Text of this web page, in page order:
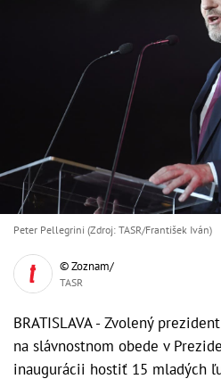
Peter Pellegrini (Zdroj: TASR/František Iván)
© Zoznam/
TASR
BRATISLAVA - Zvolený
na slávnostnom obede v
inaugurácii hostiť 15 mladých